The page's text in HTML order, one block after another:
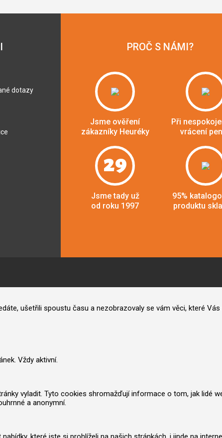
dotazy
PROČ S NÁMI?
Jsme ověření
zákazníky Heuréky
Při
vrácení
29
Jsme tady už
od roku 1997
95%
produktu
ušetřili spoustu času a nezobrazovaly se vám věci, které
Vždy aktivní.
vyladit. Tyto cookies shromažďují informace o tom, jak lidé
a anonymní.